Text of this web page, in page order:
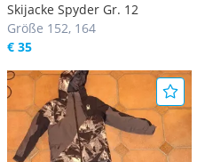
Skijacke Spyder Gr. 12
Größe 152, 164
€ 35